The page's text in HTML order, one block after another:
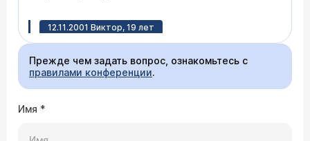
диагноз паховой эпидермофаитии?
12.11.2001 Виктор, 19 лет
не успел принять душ и поэтому в паху возник
зуд и покраснение. Пробовал присыпать
Прежде чем задать вопрос, ознакомьтесь с
правилами конференции.
Имя *